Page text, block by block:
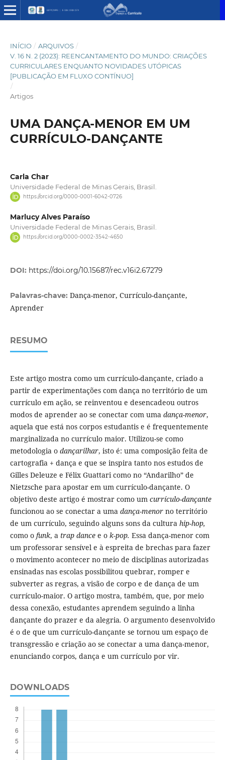
INÍCIO / ARQUIVOS /
V. 16 N. 2 (2023): REENCANTAMENTO DO MUNDO: CRIAÇÕES
CURRICULARES ENQUANTO NOVIDADES UTÓPICAS
[PUBLICAÇÃO EM FLUXO CONTÍNUO]
/
Artigos
UMA DANÇA-MENOR EM UM
CURRÍCULO-DANÇANTE
Carla Char
Universidade Federal de Minas Gerais, Brasil.
https://orcid.org/0000-0001-6042-0726
Marlucy Alves Paraíso
Universidade Federal de Minas Gerais, Brasil.
https://orcid.org/0000-0002-3542-4650
DOI: https://doi.org/10.15687/rec.v16i2.67279
Palavras-chave: Dança-menor, Currículo-dançante,
Aprender
RESUMO
Este artigo mostra como um currículo-dançante, criado a
partir de experimentações com dança no território de um
currículo em ação, se reinventou e desencadeou outros
modos de aprender ao se conectar com uma dança-menor,
aquela que está nos corpos estudantis e é frequentemente
marginalizada no currículo maior. Utilizou-se como
metodologia o dançarilhar, isto é: uma composição feita de
cartografia + dança e que se inspira tanto nos estudos de
Gilles Deleuze e Félix Guattari como no “Andarilho” de
Nietzsche para apostar em um currículo-dançante. O
objetivo deste artigo é mostrar como um currículo-dançante
funcionou ao se conectar a uma dança-menor no território
de um currículo, seguindo alguns sons da cultura hip-hop,
como o funk, a trap dancee o k-pop. Essa dança-menor com
um professorar sensível e à espreita de brechas para fazer
o movimento acontecer no meio de disciplinas autorizadas
ensinadas nas escolas possibilitou quebrar, romper e
subverter as regras, a visão de corpo e de dança de um
currículo-maior. O artigo mostra, também, que, por meio
dessa conexão, estudantes aprendem seguindo a linha
dançante do prazer e da alegria. O argumento desenvolvido
é o de que um currículo-dançante se tornou um espaço de
transgressão e criação ao se conectar a uma dança-menor,
enunciando corpos, dança e um currículo por vir.
DOWNLOADS